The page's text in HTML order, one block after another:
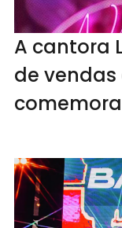
A cantora
de vendas